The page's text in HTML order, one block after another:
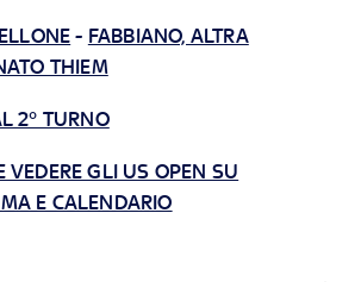
- FABBIANO, ALTRA
THIEM
2° TURNO
VEDERE GLI US OPEN SU
E CALENDARIO